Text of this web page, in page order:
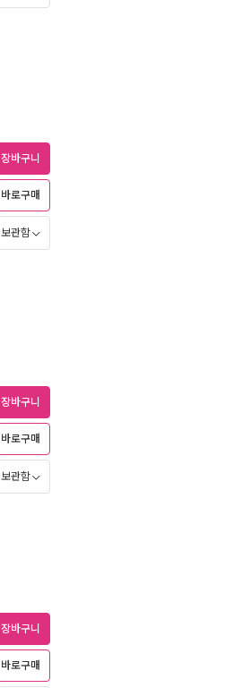
장바구니
바로구매
보관함
장바구니
바로구매
보관함
장바구니
바로구매